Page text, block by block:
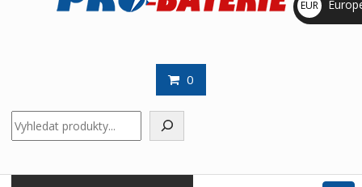
0
EUR
€